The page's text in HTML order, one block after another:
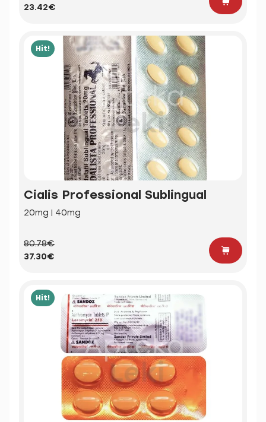
23.42€
Hit!
Cialis Professional Sublingual
20mg | 40mg
80.78€
37.30€
Hit!